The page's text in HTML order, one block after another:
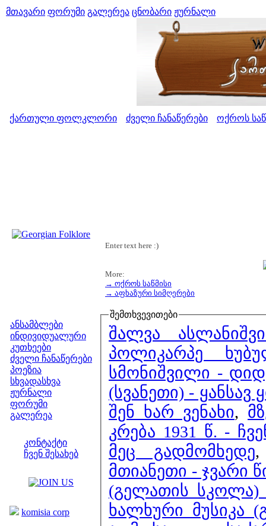
მთავარი ფორუმი გალერეა ცნობარი ჟურნალი
ქართული ფოლკლორი ძველი ჩანაწერები ოქროს
ანსამბლები
ინდივიდუალური
კუთხეები
ძველი ჩანაწერები
პოეზია
სხვადასხვა
ჟურნალი
ფორუმი
გალერეა
კონტაქტი
ჩვენ შესახებ
komisia corp
Enter text here :)
More:
→ ოქროს საწმისი
→ აფხაზური სიმღერები
შემთხვევითები
შალვა
პოლიკარპე
სმონიშვილი -
(სვანეთი) - ყანსავ
შენ ხარ ვენახი,
კრება 1931 წ. -
მეც გადმომხედე
მთიანეთი - ჯვარი
(გელათის
ხალხური მუსიკა